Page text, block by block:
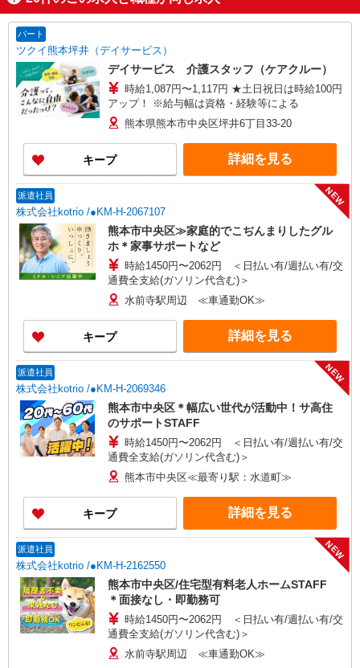
※給与幅は経験・能力による
★週払いOK（規定あり）
掲載期間終了
パート
ツクイ熊本坪井（デイサービス）
デイサービス 介護スタッフ（ケアクルー）
時給1,087円〜1,117円 ★土日祝日は時給100円
アップ！ ※給与幅は資格・経験等による
熊本県熊本市中央区坪井6丁目33-20
キープ 詳細を見る
派遣社員
株式会社kotrio /●KM-H-2067107
NEW
熊本市中央区≫家庭的でこぢんまりしたグル
ホ＊家事サポートなど
時給1450円〜2062円 ＜日払い有/週払い有/交
通費全支給(ガソリン代含む)＞
水前寺駅周辺 ≪車通勤OK≫
キープ 詳細を見る
派遣社員
株式会社kotrio /●KM-H-2069346
NEW
熊本市中央区＊幅広い世代が活動中！サ高住
のサポートSTAFF
時給1450円〜2062円 ＜日払い有/週払い有/交
通費全支給(ガソリン代含む)＞
熊本市中央区≪最寄り駅：水道町≫
キープ 詳細を見る
派遣社員
株式会社kotrio /●KM-H-2162550
NEW
熊本市中央区/住宅型有料老人ホームSTAFF
＊面接なし・即勤務可
時給1450円〜2062円 ＜日払い有/週払い有/交
通費全支給(ガソリン代含む)＞
水前寺駅周辺 ≪車通勤OK≫